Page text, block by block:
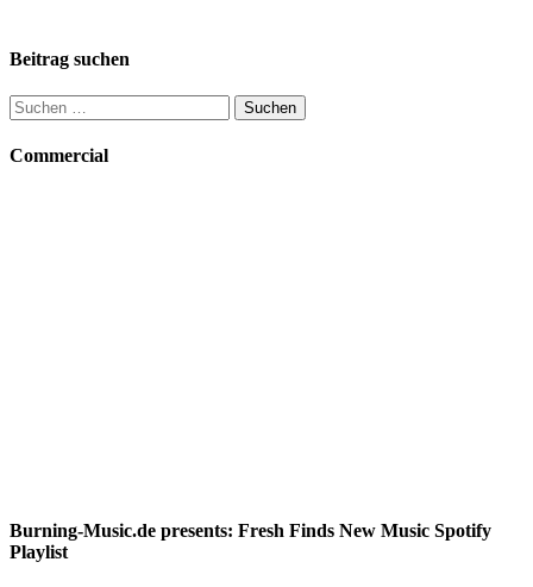
Beitrag suchen
Suchen
nach:
Commercial
Burning-Music.de presents: Fresh Finds New Music Spotify
Playlist